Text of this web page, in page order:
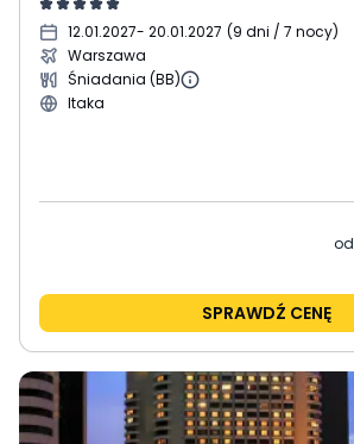
12.01.2027- 20.01.2027 (9 dni / 7 nocy)
Warszawa
Śniadania (BB)
Itaka
od
SPRAWDŹ CENĘ